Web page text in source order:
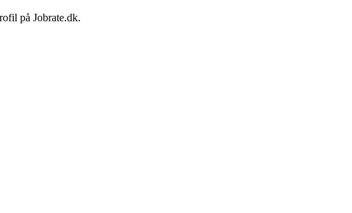
på Jobrate.dk.